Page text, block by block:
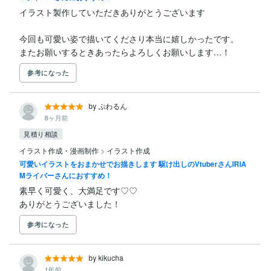
イラスト製作していただきありがとうございます
今回も可愛い姿で描いてくださり本当に嬉しかったです。
またお願いするときあったらよろしくお願いします…！
参考になった
by ぷわるん
8ヶ月前
見積り相談
イラスト作成・漫画制作 > イラスト作成
可愛いイラストをおまかせでお描きします 駆け出しのVtuberさんIRIA
Mライバーさんにおすすめ！
素早く可愛く、大満足です♡♡
ありがとうございました！
参考になった
by kikucha